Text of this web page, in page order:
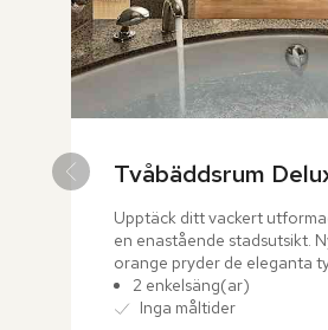
Tvåbäddsrum
Upptäck ditt vackert
en enastående stadsutsikt.
orange pryder de eleganta
detaljer ger en komfort i
rum med västerläge bjuds du
2 enkelsäng(ar)
Inga måltider